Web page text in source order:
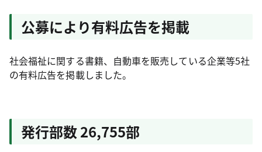
公募により有料広告を掲載
社会福祉に関する書籍、自動車を販売している企業等5社
の有料広告を掲載しました。
発行部数 26,755部